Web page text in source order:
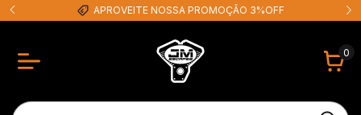
APROVEITE NOSSA PROMOÇÃO 3%OFF
0